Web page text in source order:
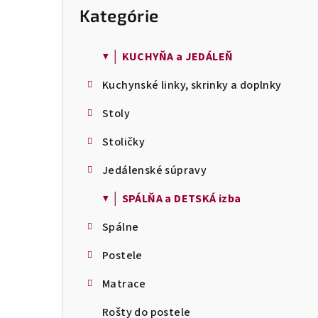
Preskočiť
kategórie
Kategórie
▼ │ KUCHYŇA a JEDÁLEŇ
Kuchynské linky, skrinky a doplnky
Stoly
Stoličky
Jedálenské súpravy
▼ │ SPÁLŇA a DETSKÁ izba
Spálne
Postele
Matrace
Rošty do postele